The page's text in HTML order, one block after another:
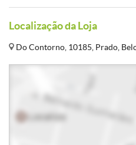
Localização da Loja
Do Contorno, 10185, Prado,